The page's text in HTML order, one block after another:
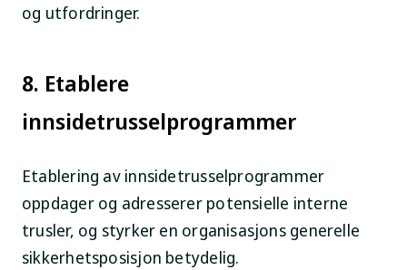
og utfordringer.
8. Etablere
innsidetrusselprogrammer
Etablering av innsidetrusselprogrammer
oppdager og adresserer potensielle interne
trusler, og styrker en organisasjons generelle
sikkerhetsposisjon betydelig.